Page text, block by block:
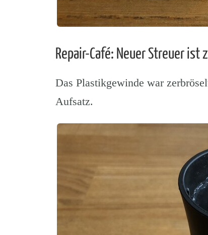
Repair-Café: Neuer Streuer ist
Das Plastikgewinde war
Aufsatz.